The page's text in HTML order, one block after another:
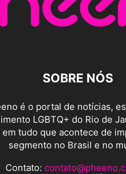
SOBRE NÓS
é o portal de notícias,
LGBTQ+ do Rio de
em tudo que acontece de
segmento no Brasil e no
Contato: